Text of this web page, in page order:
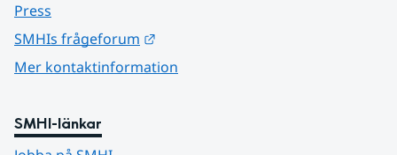
Press
SMHIs frågeforum
Mer kontaktinformation
SMHI-länkar